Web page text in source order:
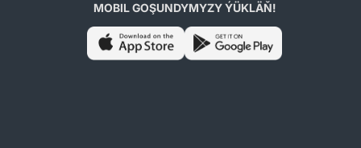
MOBIL GOŞUNDYMYZY ÝÜKLÄŇ!